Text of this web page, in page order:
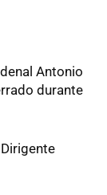
Antonio
durante